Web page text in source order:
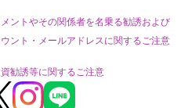
ントやその関係者を名乗る勧誘および
ント・メールアドレスに関するご注意
勧誘等に関するご注意
InstagramLINE